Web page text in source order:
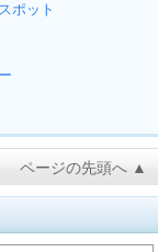
ポット
ページの先頭へ ▲